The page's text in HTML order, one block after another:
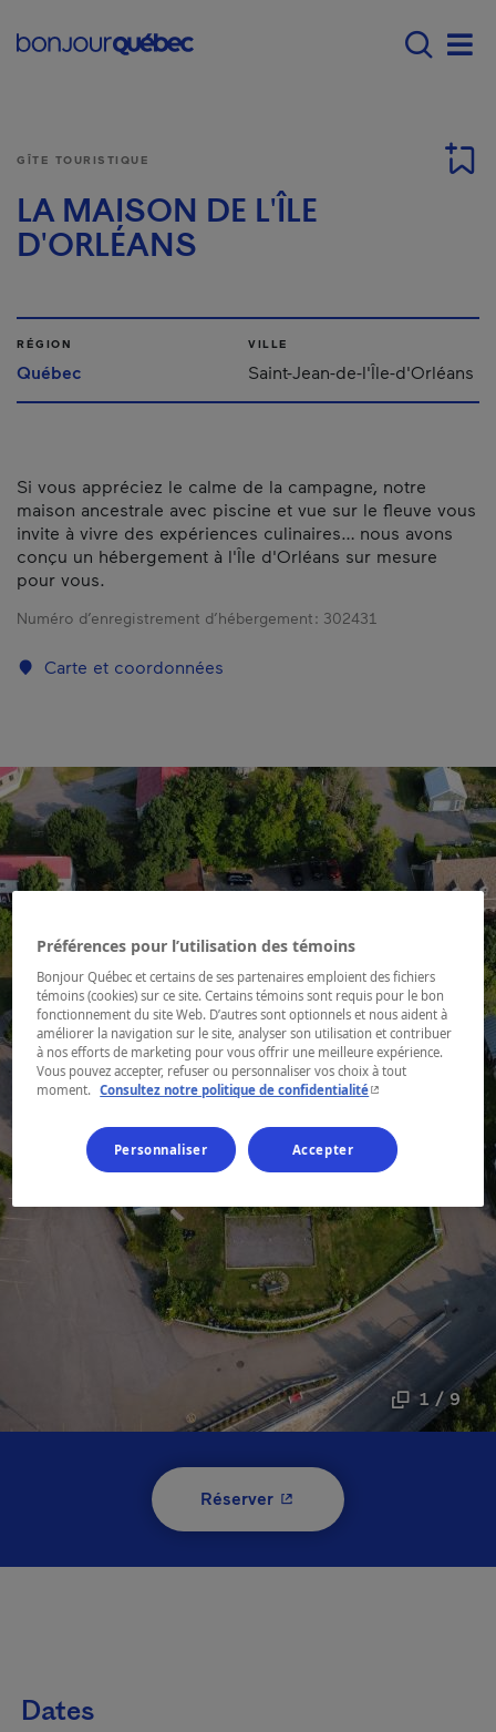
Main navigation -
1 / 9
Réserver- Cet hyperlien s'ouvrira
GÎTE TOURISTIQUE
LA MAISON DE L'ÎLE
D'ORLÉANS
RÉGION
Québec
VILLE
Saint-Jean-de-l'Île-d'Orléans
Si vous appréciez le calme de la campagne, notre
maison ancestrale avec piscine et vue sur le fleuve vous
invite à vivre des expériences culinaires… nous avons
conçu un hébergement à l'Île d'Orléans sur mesure
pour vous.
Numéro d’enregistrement d’hébergement : 302431
Carte et coordonnées
Dates
Préférences pour l’utilisation des témoins
Bonjour Québec et certains de ses partenaires emploient des fichiers
témoins (cookies) sur ce site. Certains témoins sont requis pour le bon
fonctionnement du site Web. D’autres sont optionnels et nous aident à
améliorer la navigation sur le site, analyser son utilisation et contribuer
à nos efforts de marketing pour vous offrir une meilleure expérience.
Vous pouvez accepter, refuser ou personnaliser vos choix à tout
moment.
Consultez notre politique de confidentialité- Cet hyperlien
Personnaliser Accepter